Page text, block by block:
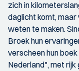
zich in
daglicht komt,
weten te maken.
Broek hun
verscheen hun
Nederland", met